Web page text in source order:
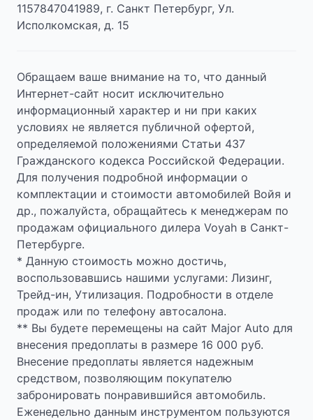
1157847041989, г. Санкт Петербург, Ул.
Исполкомская, д. 15
Обращаем ваше внимание на то, что данный
Интернет-сайт носит исключительно
информационный характер и ни при каких
условиях не является публичной офертой,
определяемой положениями Статьи 437
Гражданского кодекса Российской Федерации.
Для получения подробной информации о
комплектации и стоимости автомобилей Войя и
др., пожалуйста, обращайтесь к менеджерам по
продажам официального дилера Voyah в Санкт-
Петербурге.
* Данную стоимость можно достичь,
воспользовавшись нашими услугами: Лизинг,
Трейд-ин, Утилизация. Подробности в отделе
продаж или по телефону автосалона.
** Вы будете перемещены на сайт Major Auto для
внесения предоплаты в размере 16 000 руб.
Внесение предоплаты является надежным
средством, позволяющим покупателю
забронировать понравившийся автомобиль.
Еженедельно данным инструментом пользуются